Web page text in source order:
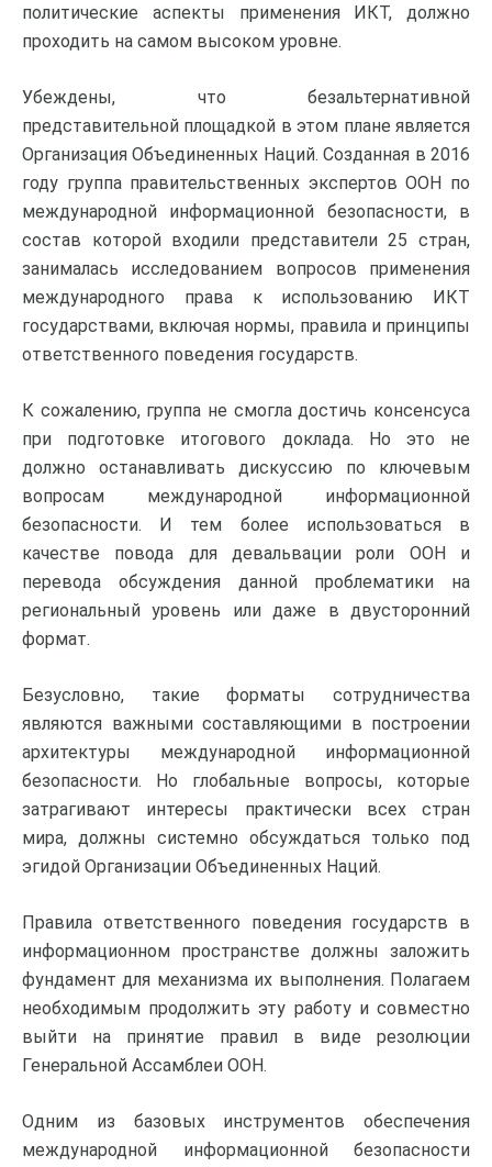
политические аспекты применения ИКТ, должно
проходить на самом высоком уровне.
Убеждены, что безальтернативной
представительной площадкой в этом плане является
Организация Объединенных Наций. Созданная в 2016
году группа правительственных экспертов ООН по
международной информационной безопасности, в
состав которой входили представители 25 стран,
занималась исследованием вопросов применения
международного права к использованию ИКТ
государствами, включая нормы, правила и принципы
ответственного поведения государств.
К сожалению, группа не смогла достичь консенсуса
при подготовке итогового доклада. Но это не
должно останавливать дискуссию по ключевым
вопросам международной информационной
безопасности. И тем более использоваться в
качестве повода для девальвации роли ООН и
перевода обсуждения данной проблематики на
региональный уровень или даже в двусторонний
формат.
Безусловно, такие форматы сотрудничества
являются важными составляющими в построении
архитектуры международной информационной
безопасности. Но глобальные вопросы, которые
затрагивают интересы практически всех стран
мира, должны системно обсуждаться только под
эгидой Организации Объединенных Наций.
Правила ответственного поведения государств в
информационном пространстве должны заложить
фундамент для механизма их выполнения. Полагаем
необходимым продолжить эту работу и совместно
выйти на принятие правил в виде резолюции
Генеральной Ассамблеи ООН.
Одним из базовых инструментов обеспечения
международной информационной безопасности